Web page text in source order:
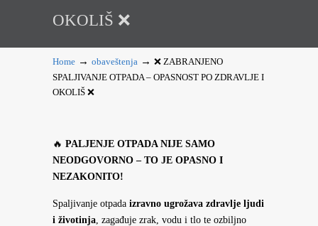
OKOLIŠ ❌
Home → obaveštenja → ❌ ZABRANJENO
SPALJIVANJE OTPADA – OPASNOST PO ZDRAVLJE I
OKOLIŠ ❌
🔥 PALJENJE OTPADA NIJE SAMO
NEODGOVORNO – TO JE OPASNO I
NEZAKONITO!
Spaljivanje otpada izravno ugrožava zdravlje ljudi
i životinja, zagađuje zrak, vodu i tlo te ozbiljno